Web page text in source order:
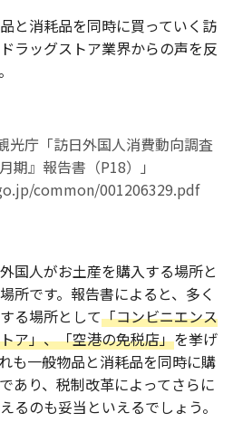
と消耗品を同時に買っていく訪
ラッグストア業界からの声を反
光庁「訪日外国人消費動向調査
期』報告書（P18）」
common/001206329.pdf
国人がお土産を購入する場所と
所です。報告書によると、多く
る場所として「コンビニエンス
ア」、「空港の免税店」を挙げ
も一般物品と消耗品を同時に購
あり、税制改革によってさらに
るのも妥当といえるでしょう。